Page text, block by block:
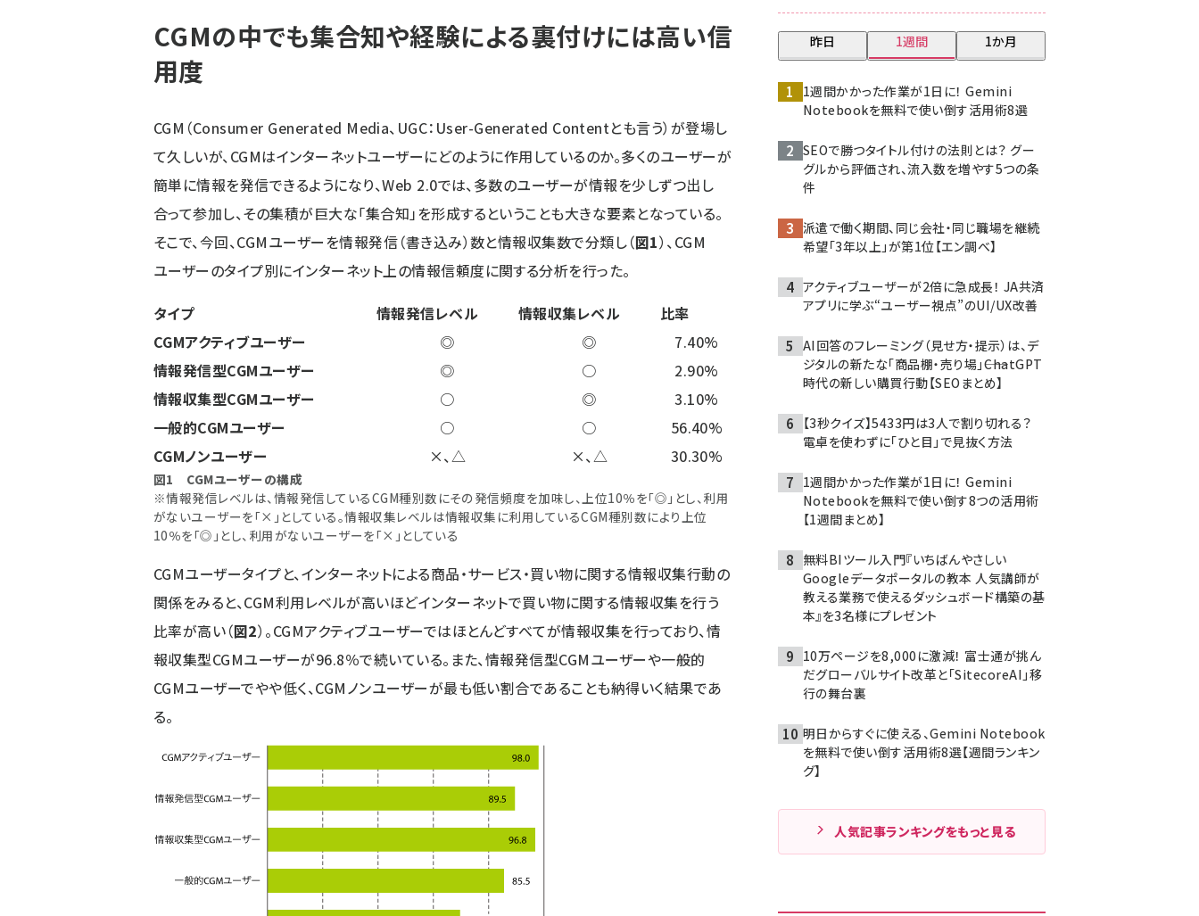
CGMの中でも集合知や経験による裏付けには高い信
用度
CGM（Consumer Generated Media、UGC：User-Generated Contentとも言う）が登場し
て久しいが、CGMはインターネットユーザーにどのように作用しているのか。多くのユーザーが
簡単に情報を発信できるようになり、Web 2.0では、多数のユーザーが情報を少しずつ出し
合って参加し、その集積が巨大な「集合知」を形成するということも大きな要素となっている。
そこで、今回、CGMユーザーを情報発信（書き込み）数と情報収集数で分類し（図1）、CGM
ユーザーのタイプ別にインターネット上の情報信頼度に関する分析を行った。
タイプ
情報発信レベル 情報収集レベル
比率
CGMアクティブユーザー
◎ ◎
7.40%
情報発信型CGMユーザー
◎ ○
2.90%
情報収集型CGMユーザー
○ ◎
3.10%
一般的CGMユーザー
○ ○
56.40%
CGMノンユーザー
×、△ ×、△ 30.30%
図1 CGMユーザーの構成
※情報発信レベルは、情報発信しているCGM種別数にその発信頻度を加味し、上位10％を「◎」とし、利用
がないユーザーを「×」としている。情報収集レベルは情報収集に利用しているCGM種別数により上位
10％を「◎」とし、利用がないユーザーを「×」としている
CGMユーザータイプと、インターネットによる商品・サービス・買い物に関する情報収集行動の
関係をみると、CGM利用レベルが高いほどインターネットで買い物に関する情報収集を行う
比率が高い（図2）。CGMアクティブユーザーではほとんどすべてが情報収集を行っており、情
報収集型CGMユーザーが96.8％で続いている。また、情報発信型CGMユーザーや一般的
CGMユーザーでやや低く、CGMノンユーザーが最も低い割合であることも納得いく結果であ
る。
昨日 1週間 1か月
1週間かかった作業が1日に！ Gemini
Notebookを無料で使い倒す活用術8選
SEOで勝つタイトル付けの法則とは？ グー
グルから評価され、流入数を増やす5つの条
件
派遣で働く期間、同じ会社・同じ職場を継続
希望「3年以上」が第1位【エン調べ】
アクティブユーザーが2倍に急成長！ JA共済
アプリに学ぶ“ユーザー視点”のUI/UX改善
AI回答のフレーミング（見せ方・提示）は、デ
ジタルの新たな「商品棚・売り場」――ChatGPT
時代の新しい購買行動【SEOまとめ】
【3秒クイズ】5433円は3人で割り切れる？
電卓を使わずに「ひと目」で見抜く方法
1週間かかった作業が1日に！ Gemini
Notebookを無料で使い倒す8つの活用術
【1週間まとめ】
無料BIツール入門『いちばんやさしい
Googleデータポータルの教本 人気講師が
教える業務で使えるダッシュボード構築の基
本』を3名様にプレゼント
10万ページを8,000に激減！ 富士通が挑ん
だグローバルサイト改革と「SitecoreAI」移
行の舞台裏
明日からすぐに使える、Gemini Notebook
を無料で使い倒す活用術8選【週間ランキン
グ】
人気記事ランキングをもっと見る